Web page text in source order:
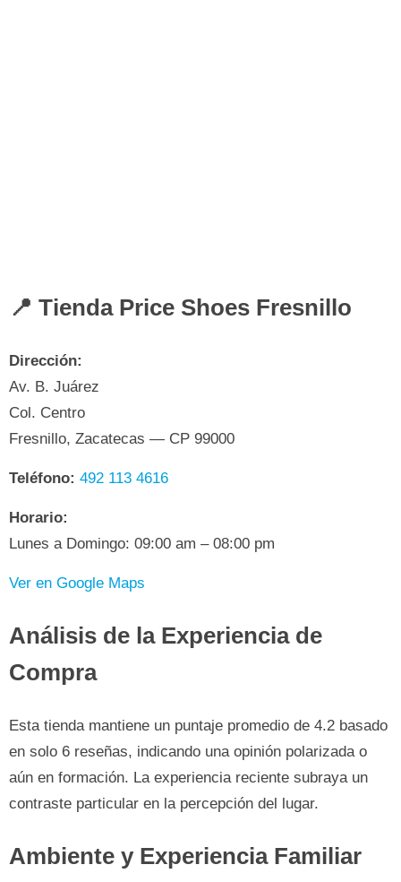
📍 Tienda Price Shoes Fresnillo
Dirección:
Av. B. Juárez
Col. Centro
Fresnillo, Zacatecas — CP 99000
Teléfono: 492 113 4616
Horario:
Lunes a Domingo: 09:00 am – 08:00 pm
Ver en Google Maps
Análisis de la Experiencia de
Compra
Esta tienda mantiene un puntaje promedio de 4.2 basado
en solo 6 reseñas, indicando una opinión polarizada o
aún en formación. La experiencia reciente subraya un
contraste particular en la percepción del lugar.
Ambiente y Experiencia Familiar